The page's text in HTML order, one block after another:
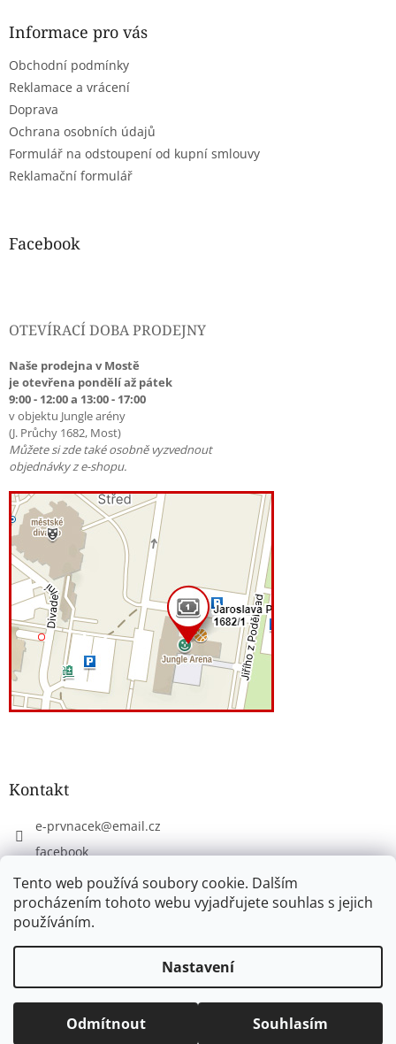
Tento web používá soubory cookie. Dalším
procházením tohoto webu vyjadřujete souhlas s jejich
používáním.
Nastavení
Odmítnout Souhlasím
Informace pro vás
Obchodní podmínky
Reklamace a vrácení
Doprava
Ochrana osobních údajů
Formulář na odstoupení od kupní smlouvy
Reklamační formulář
Facebook
OTEVÍRACÍ DOBA PRODEJNY
Naše prodejna v Mostě
je otevřena pondělí až pátek
9:00 - 12:00 a 13:00 - 17:00
v objektu Jungle arény
(J. Průchy 1682, Most)
Můžete si zde také osobně vyzvednout
objednávky z e-shopu.
Kontakt
e-prvnacek@email.cz
facebook
eprvnacek
Copyright 2026www.e-prvnacek.cz. Všechna práva